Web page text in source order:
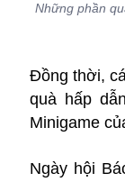
Những phần
Đồng thời,
quà hấp
Minigame
Ngày hội